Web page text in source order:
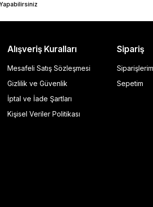
Motosiklet Çantası Siyah
Alışveriş Kuralları
Mesafeli Satış Sözleşmesi
Gizlilik ve Güvenlik
İptal ve İade Şartları
Kişisel Veriler Politikası
Sipariş
Siparişlerim
Sepetim